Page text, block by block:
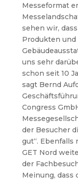
Messeformat
sehen wir,
Produkten
uns sehr
schon seit 10
sagt Bernd
Congress
der Besucher
gut“. Ebenfalls
GET Nord
der
Meinung, dass